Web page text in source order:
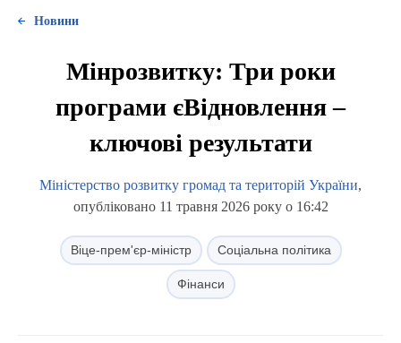
Новини
Мінрозвитку: Три роки
програми єВідновлення –
ключові результати
Міністерство розвитку громад та територій України,
опубліковано 11 травня 2026 року о 16:42
Віце-прем'єр-міністр Соціальна політика
Фінанси